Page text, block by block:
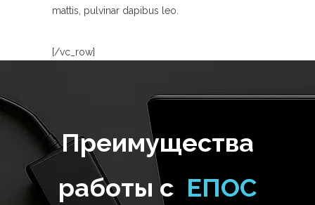
mattis, pulvinar dapibus leo.
[/vc_row]
Преимущества
работы с ЕПОС